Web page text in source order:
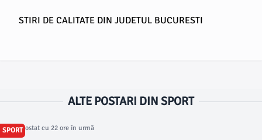
STIRI DE CALITATE DIN JUDETUL BUCURESTI
ALTE POSTARI DIN SPORT
SPORT
Articol postat cu 22 ore în urmă